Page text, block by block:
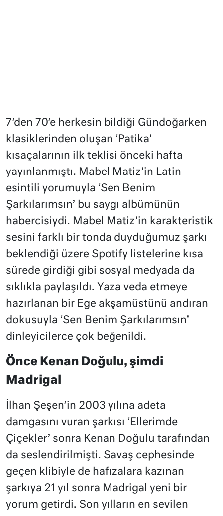
7’den 70’e herkesin bildiği Gündoğarken
klasiklerinden oluşan ‘Patika’
kısaçalarının ilk teklisi önceki hafta
yayınlanmıştı. Mabel Matiz’in Latin
esintili yorumuyla ‘Sen Benim
Şarkılarımsın’ bu saygı albümünün
habercisiydi. Mabel Matiz’in karakteristik
sesini farklı bir tonda duyduğumuz şarkı
beklendiği üzere Spotify listelerine kısa
sürede girdiği gibi sosyal medyada da
sıklıkla paylaşıldı. Yaza veda etmeye
hazırlanan bir Ege akşamüstünü andıran
dokusuyla ‘Sen Benim Şarkılarımsın’
dinleyicilerce çok beğenildi.
Önce Kenan Doğulu, şimdi
Madrigal
İlhan Şeşen’in 2003 yılına adeta
damgasını vuran şarkısı ‘Ellerimde
Çiçekler’ sonra Kenan Doğulu tarafından
da seslendirilmişti. Savaş cephesinde
geçen klibiyle de hafızalara kazınan
şarkıya 21 yıl sonra Madrigal yeni bir
yorum getirdi. Son yılların en sevilen